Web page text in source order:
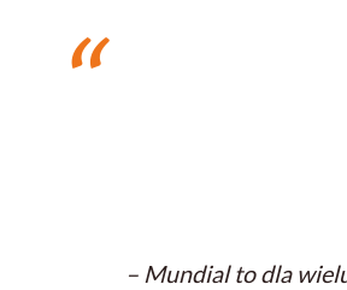
– Mundial to dla